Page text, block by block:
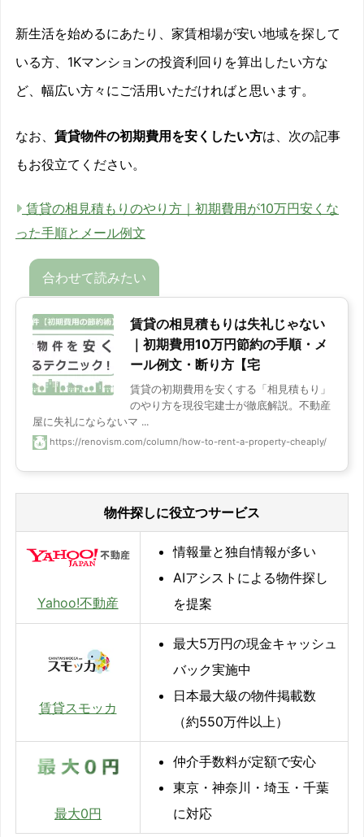
新生活を始めるにあたり、家賃相場が安い地域を探して
いる方、1Kマンションの投資利回りを算出したい方な
ど、幅広い方々にご活用いただければと思います。
なお、 賃貸物件の初期費用を安くしたい方は、次の記事
もお役立てください。
賃貸の相見積もりのやり方｜初期費用が10万円安くな
った手順とメール例文
賃貸の相見積もりは失礼じゃない
｜初期費用10万円節約の手順・メ
ール例文・断り方【宅
賃貸の初期費用を安くする「相見積もり」
のやり方を現役宅建士が徹底解説。不動産
屋に失礼にならないマ ...
https://renovism.com/column/how-to-rent-a-property-cheaply/
物件探しに役立つサービス
Yahoo!不動産
情報量と独自情報が多い
AIアシストによる物件探し
を提案
賃貸スモッカ
最大5万円の現金キャッシュ
バック実施中
日本最大級の物件掲載数
（約550万件以上）
最大0円
仲介手数料が定額で安心
東京・神奈川・埼玉・千葉
に対応